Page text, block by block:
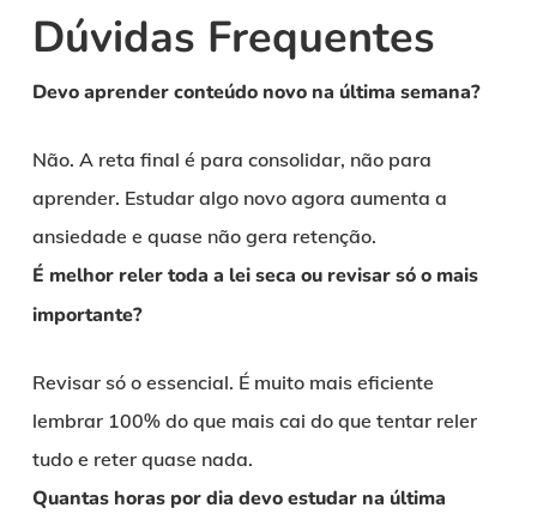
Dúvidas Frequentes
Devo aprender conteúdo novo na última semana?
Não. A reta final é para consolidar, não para
aprender. Estudar algo novo agora aumenta a
ansiedade e quase não gera retenção.
É melhor reler toda a lei seca ou revisar só o mais
importante?
Revisar só o essencial. É muito mais eficiente
lembrar 100% do que mais cai do que tentar reler
tudo e reter quase nada.
Quantas horas por dia devo estudar na última